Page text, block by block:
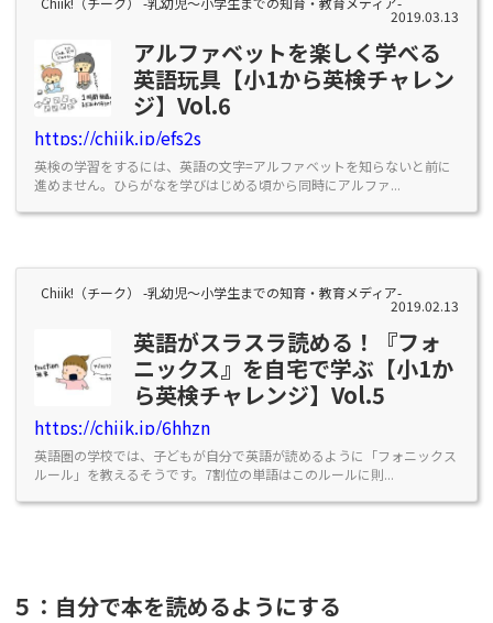
2019.03.13
アルファベットを楽しく学べる
英語玩具【小1から英検チャレン
ジ】Vol.6
https://chiik.jp/efs2s
英検の学習をするには、英語の文字=アルファベットを知らないと前に
進めません。ひらがなを学びはじめる頃から同時にアルファ...
Chiik!（チーク） -乳幼児〜小学生までの知育・教育メディア-
2019.02.13
英語がスラスラ読める！『フォ
ニックス』を自宅で学ぶ【小1か
ら英検チャレンジ】Vol.5
https://chiik.jp/6hhzn
英語圏の学校では、子どもが自分で英語が読めるように「フォニックス
ルール」を教えるそうです。7割位の単語はこのルールに則...
５：自分で本を読めるようにする